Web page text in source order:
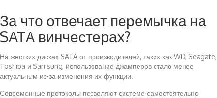
За что отвечает перемычка на
SATA винчестерах?
На жестких дисках SATA от производителей, таких как WD, Seagate,
Toshiba и Samsung, использование джамперов стало менее
актуальным из-за изменения их функции.
Современные протоколы позволяют системе самостоятельно